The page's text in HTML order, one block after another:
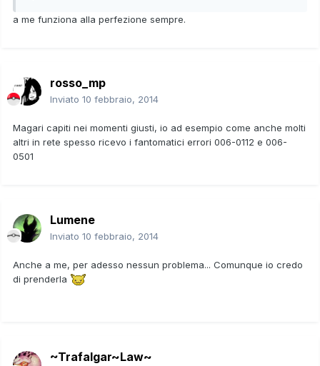
a me funziona alla perfezione sempre.
rosso_mp
Inviato 10 febbraio, 2014
Magari capiti nei momenti giusti, io ad esempio come anche molti
altri in rete spesso ricevo i fantomatici errori 006-0112 e 006-
0501
Lumene
Inviato 10 febbraio, 2014
Anche a me, per adesso nessun problema... Comunque io credo
di prenderla
~Trafalgar~Law~